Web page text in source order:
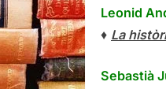
Leonid
♦ La
Sebastià